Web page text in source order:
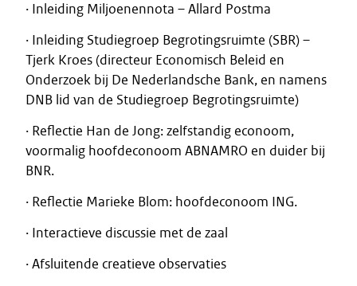
· Inleiding Miljoenennota – Allard Postma
· Inleiding Studiegroep Begrotingsruimte (SBR) –
Tjerk Kroes (directeur Economisch Beleid en
Onderzoek bij De Nederlandsche Bank, en namens
DNB lid van de Studiegroep Begrotingsruimte)
· Reflectie Han de Jong: zelfstandig econoom,
voormalig hoofdeconoom ABNAMRO en duider bij
BNR.
· Reflectie Marieke Blom: hoofdeconoom ING.
· Interactieve discussie met de zaal
· Afsluitende creatieve observaties